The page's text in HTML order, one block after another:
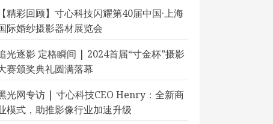
【精彩回顾】寸心科技闪耀第40届中国·上海
际婚纱摄影器材展览会
光逐影 定格瞬间 | 2024首届“寸金杯”摄影
赛颁奖典礼圆满落幕
光网专访 | 寸心科技CEO Henry：全新商
模式，助推影像行业加速升级